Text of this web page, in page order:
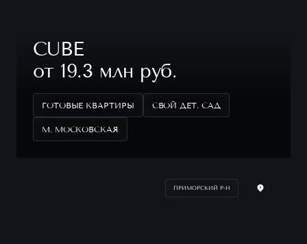
CUBE
от 19.3 млн руб.
ГОТОВЫЕ КВАРТИРЫ СВОЙ ДЕТ. САД
М. МОСКОВСКАЯ
ПРИМОРСКИЙ Р-Н